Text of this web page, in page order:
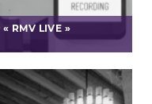
RMV LIVE »